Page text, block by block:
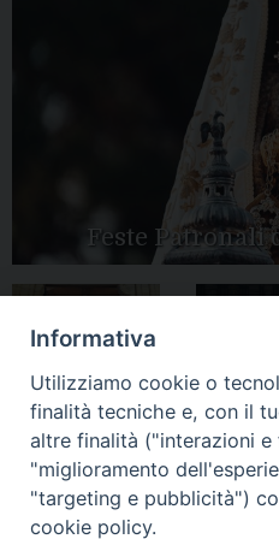
Feste Patronali
Apertura Anno
Giubilare 2025
Mariae in
CONTATTI:
Informativa
Utilizziamo cookie o
finalità tecniche e, con il
altre finalità ("interazioni e
"miglioramento
"targeting e pubblicità")
cookie policy.